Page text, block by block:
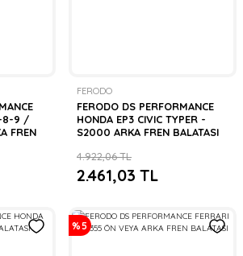
8-9 /
FREN
FERODO
FERODO DS PERFORMANCE
HONDA EP3 CIVIC TYPER -
S2000 ARKA FREN BALATASI
2.461,03 TL
4.922,06 TL
%5